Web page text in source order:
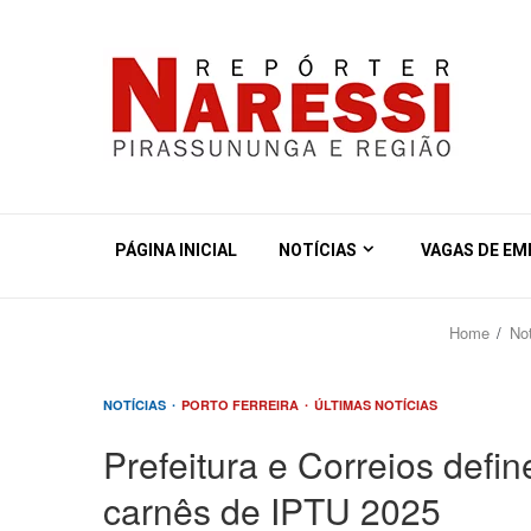
PÁGINA INICIAL NOTÍCIAS VAGAS DE
Home
NOTÍCIAS PORTO FERREIRA ÚLTIMAS NOTÍCIAS
Prefeitura e Correios
carnês de IPTU 2025